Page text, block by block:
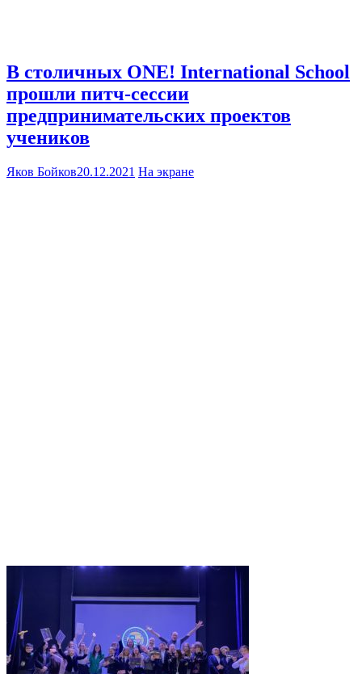
В столичных ONE! International School
прошли питч-сессии
предпринимательских проектов
учеников
Яков Бойков20.12.2021 На экране